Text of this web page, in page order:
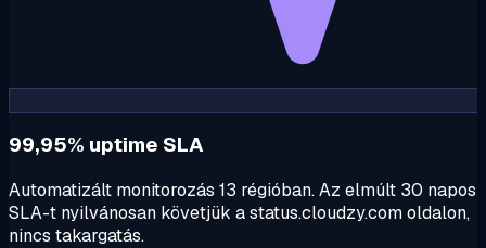
99,95% uptime SLA
Automatizált monitorozás 13 régióban. Az elmúlt 30 napos
SLA-t nyilvánosan követjük a status.cloudzy.com oldalon,
nincs takargatás.